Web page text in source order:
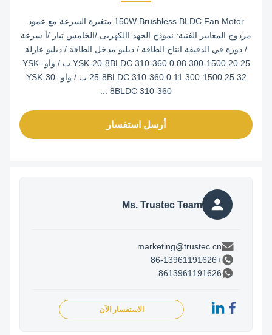
150W Brushless BLDC Fan Motor متغيرة السرعة مع عمود
مزدوج المعايير الفنية: نموذج الجهد االكهربى /الخامس تيار /أ سرعة
/ دورة في الدقيقة انتاج الطاقة / دبليو مدخل الطاقة / دبليو عازلة
YSK-20-8BLDC 310-360 0.08 300-1500 20 25 ب / واو YSK-
25-8BLDC 310-360 0.11 300-1500 25 32 ب / واو YSK-30-
8BLDC 310-360 ...
أرسل استفسار
Ms. Trustec Team
marketing@trustec.cn
8613961191626
الاستفسار الآن